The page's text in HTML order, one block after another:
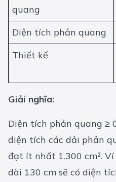
quang
Diện tích phản quang
Thiết kế
Giải nghĩa:
Diện tích phản quang ≥
diện tích các dải phản
đạt ít nhất 1.300 cm².
dài 130 cm sẽ có diện